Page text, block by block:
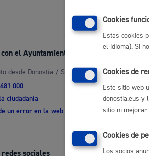
Seguridad ciudadana y emergencias
Salud Pública, animales y consumo
el Ayuntamiento de Donostia / San
desde Donostia / San Sebastián)
000
ciudadanía
un error en la web
redes sociales
Cookies
Estas cookies
el idioma). Si
Cookies de
Este sitio web
donostia.eus y
sitio ni mejorar
Cookies de
Los socios